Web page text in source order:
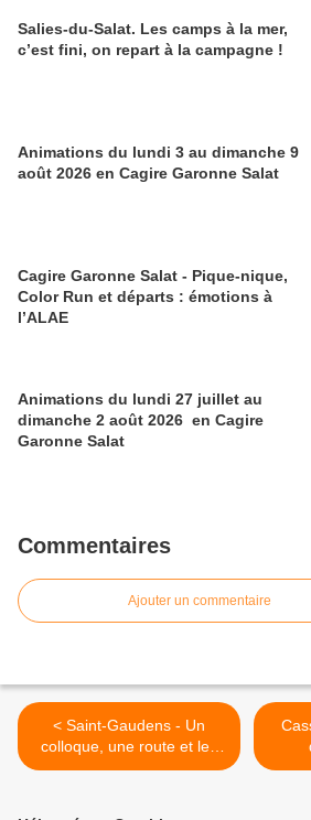
Salies-du-Salat. Les camps à la mer,
c’est fini, on repart à la campagne !
Animations du lundi 3 au dimanche 9
août 2026 en Cagire Garonne Salat
Cagire Garonne Salat - Pique-nique,
Color Run et départs : émotions à
l’ALAE
Animations du lundi 27 juillet au
dimanche 2 août 2026 en Cagire
Garonne Salat
Commentaires
Ajouter un commentaire
< Saint-Gaudens - Un
colloque, une route et les
Chemins de la liberté pour